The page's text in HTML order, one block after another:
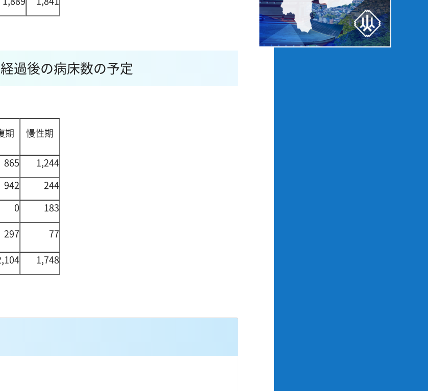
過後の病床数の予定
期 慢性期
865
1,244
942
244
0
183
297 77
1,748